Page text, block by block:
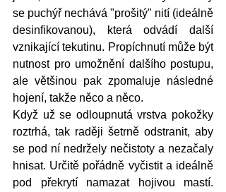
se puchýř nechává "prošitý" nití (ideálně
desinfikovanou), která odvádí další
vznikající tekutinu. Propíchnutí může být
nutnost pro umožnění dalšího postupu,
ale většinou pak zpomaluje následné
hojení, takže něco a něco.
Když už se odloupnutá vrstva pokožky
roztrhá, tak raději šetrně odstranit, aby
se pod ní nedržely nečistoty a nezačaly
hnisat. Určitě pořádně vyčistit a ideálně
pod překrytí namazat hojivou mastí.